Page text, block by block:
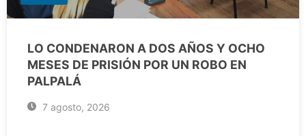
LO CONDENARON A DOS AÑOS Y OCHO
MESES DE PRISIÓN POR UN ROBO EN
PALPALÁ
7 agosto, 2026